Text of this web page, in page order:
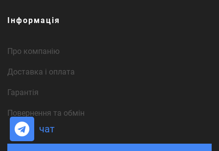
чат
Інформація
Про компанію
Доставка і оплата
Гарантія
Повернення та обмін